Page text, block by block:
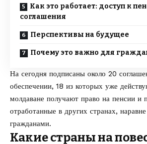
Как это работает: доступ к
соглашения
Перспективы на будущее
Почему это важно для
На сегодня подписаны около 20
обеспечении, 18 из которых уже
молдаване получают право на пенсии и
отработанные в других странах,
гражданами.
Какие страны на